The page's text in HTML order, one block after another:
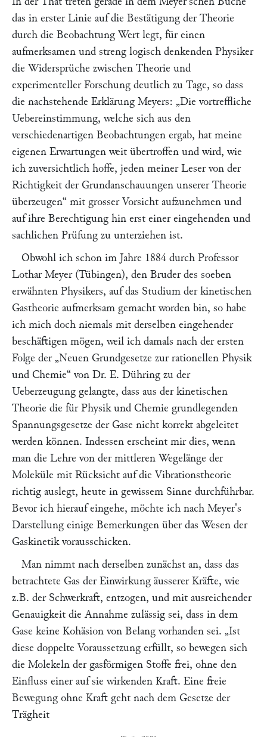
das in erster Linie auf die Bestätigung der Theorie
durch die Beobachtung Wert legt, für einen
aufmerksamen und streng logisch denkenden Physiker
die Widersprüche zwischen Theorie und
experimenteller Forschung deutlich zu Tage, so dass
die nachstehende Erklärung Meyers: „Die vortreffliche
Uebereinstimmung, welche sich aus den
verschiedenartigen Beobachtungen ergab, hat meine
eigenen Erwartungen weit übertroffen und wird, wie
ich zuversichtlich hoffe, jeden meiner Leser von der
Richtigkeit der Grundanschauungen unserer Theorie
überzeugen“ mit grosser Vorsicht aufzunehmen und
auf ihre Berechtigung hin erst einer eingehenden und
sachlichen Prüfung zu unterziehen ist.
Obwohl ich schon im Jahre 1884 durch Professor
Lothar Meyer(Tübingen), den Bruder des soeben
erwähnten Physikers, auf das Studium der kinetischen
Gastheorie aufmerksam gemacht worden bin, so habe
ich mich doch niemals mit derselben eingehender
beschäftigen mögen, weil ich damals nach der ersten
Folge der „Neuen Grundgesetze zur rationellen Physik
und Chemie“ von Dr. E. Dühring zu der
Ueberzeugung gelangte, dass aus der kinetischen
Theorie die für Physik und Chemie grundlegenden
Spannungsgesetze der Gase nicht korrekt abgeleitet
werden können. Indessen erscheint mir dies, wenn
man die Lehre von der mittleren Wegelänge der
Moleküle mit Rücksicht auf die Vibrationstheorie
richtig auslegt, heute in gewissem Sinne durchführbar.
Bevor ich hierauf eingehe, möchte ich nach Meyer's
Darstellung einige Bemerkungen über das Wesen der
Gaskinetik vorausschicken.
Man nimmt nach derselben zunächst an, dass das
betrachtete Gas der Einwirkung äusserer Kräfte, wie
z.B. der Schwerkraft, entzogen, und mit ausreichender
Genauigkeit die Annahme zulässig sei, dass in dem
Gase keine Kohäsion von Belang vorhanden sei. „Ist
diese doppelte Voraussetzung erfüllt, so bewegen sich
die Molekeln der gasförmigen Stoffe frei, ohne den
Einfluss einer auf sie wirkenden Kraft. Eine freie
Bewegung ohne Kraft geht nach dem Gesetze der
Trägheit